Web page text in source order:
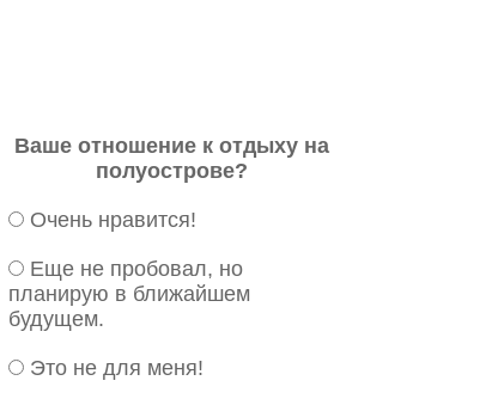
Ваше отношение к отдыху на
полуострове?
Очень нравится!
Еще не пробовал, но
планирую в ближайшем
будущем.
Это не для меня!